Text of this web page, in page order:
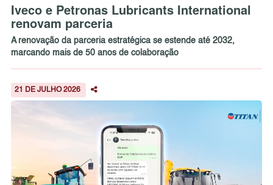
Iveco e Petronas Lubricants International
renovam parceria
A renovação da parceria estratégica se estende até 2032,
marcando mais de 50 anos de colaboração
21 DE JULHO 2026